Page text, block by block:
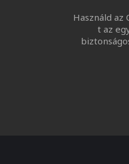
Használd az
t az